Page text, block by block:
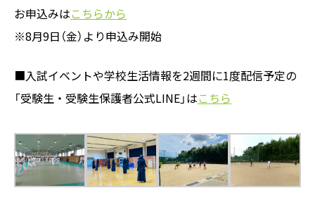
お申込みはこちらから
※8月9日（金）より申込み開始
■入試イベントや学校生活情報を2週間に1度配信予定の
「受験生・受験生保護者公式LINE」はこちら